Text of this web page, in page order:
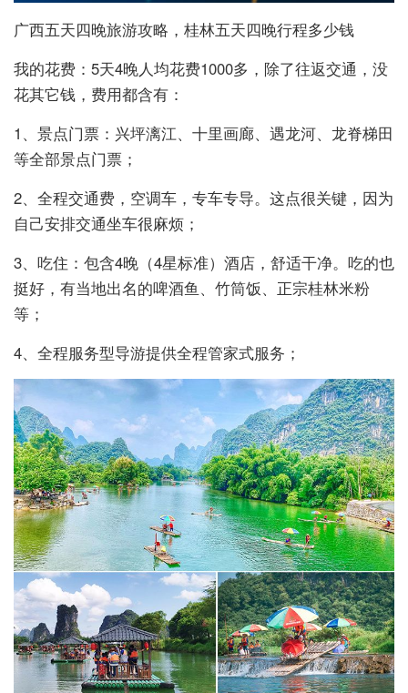
广西五天四晚旅游攻略，桂林五天四晚行程多少钱
我的花费：5天4晚人均花费1000多，除了往返交通，没
花其它钱，费用都含有：
1、景点门票：兴坪漓江、十里画廊、遇龙河、龙脊梯田
等全部景点门票；
2、全程交通费，空调车，专车专导。这点很关键，因为
自己安排交通坐车很麻烦；
3、吃住：包含4晚（4星标准）酒店，舒适干净。吃的也
挺好，有当地出名的啤酒鱼、竹筒饭、正宗桂林米粉
等；
4、全程服务型导游提供全程管家式服务；